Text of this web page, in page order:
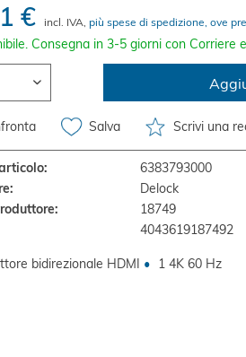
€
incl. IVA, più spese di spedizione, ove
Consegna in 3-5 giorni con Corriere
Salva Scrivi una
6383793000
Delock
18749
4043619187492
bidirezionale HDMI
1 4K 60 Hz